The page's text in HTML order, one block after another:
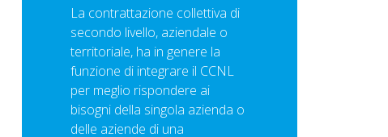
La contrattazione collettiva di
secondo livello, aziendale o
territoriale, ha in genere la
funzione di integrare il CCNL
per meglio rispondere ai
bisogni della singola azienda o
delle aziende di una